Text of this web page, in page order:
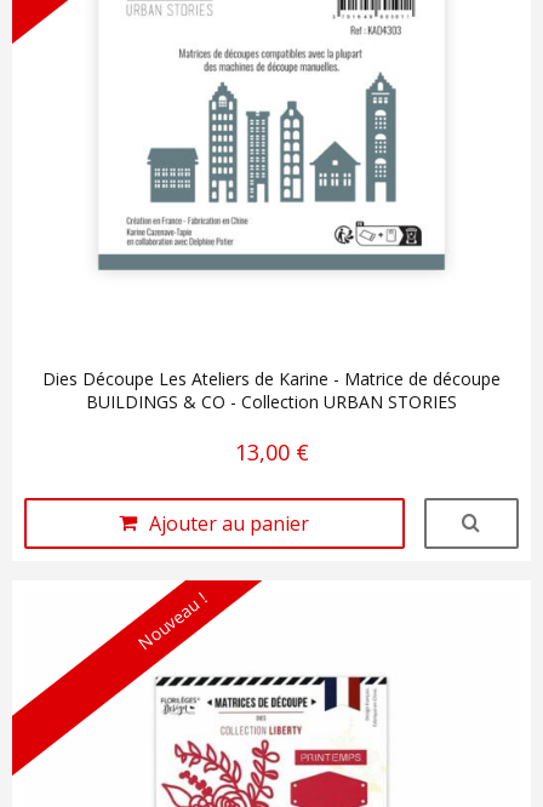
Dies Découpe Les Ateliers de Karine - Matrice de découpe
BUILDINGS & CO - Collection URBAN STORIES
13,00 €
Ajouter au panier
Nouveau !